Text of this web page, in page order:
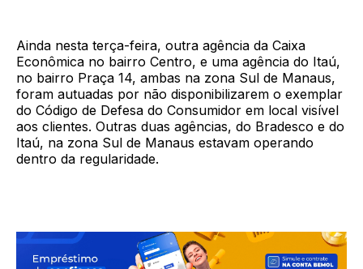
Ainda nesta terça-feira, outra agência da Caixa
Econômica no bairro Centro, e uma agência do Itaú,
no bairro Praça 14, ambas na zona Sul de Manaus,
foram autuadas por não disponibilizarem o exemplar
do Código de Defesa do Consumidor em local visível
aos clientes. Outras duas agências, do Bradesco e do
Itaú, na zona Sul de Manaus estavam operando
dentro da regularidade.